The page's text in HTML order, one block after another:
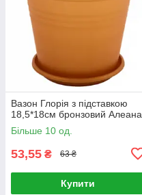
Вазон Глорія з підставкою
18,5*18см бронзовий Алеана
Більше 10 од.
53,55 ₴ 63 ₴
Купити